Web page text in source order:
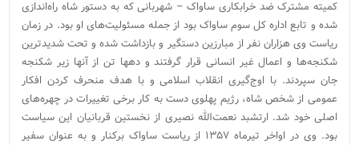
کمیته مشترک ضد خرابکاری ساواک – شهربانی که به دستور شاه راه‌اندازی
شده و تابع اداره کل سوم ساواک بود از جمله مسئولیت‌های او بود. در زمان
ریاست وی هزاران نفر از مبارزین دستگیر و بازداشت شده و تحت شدیدترین
شکنجه‌ها و اعمال غیر انسانی قرار گرفتند و دهها تن از آنها زیر شکنجه
جان سپردند. با اوج‌گیری انقلاب اسلامی و با هدف منحرف کردن افکار
عمومی از شخص شاه، رژیم پهلوی دست به کار برخی تغییرات در چهره‌های
اصلی خود شد. ارتشبد نعمت‌الله نصیری از نخستین قربانیان این سیاست
بود. وی در اواخر تیرماه ۱۳۵۷ از ریاست ساواک برکنار و به عنوان سفیر